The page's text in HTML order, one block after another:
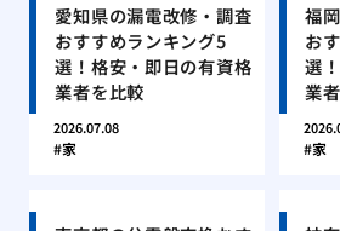
愛知県の漏電改修・調査
おすすめランキング5
選！格安・即日の有資格
業者を比較
2026.07.08
家
福
お
選
業
家